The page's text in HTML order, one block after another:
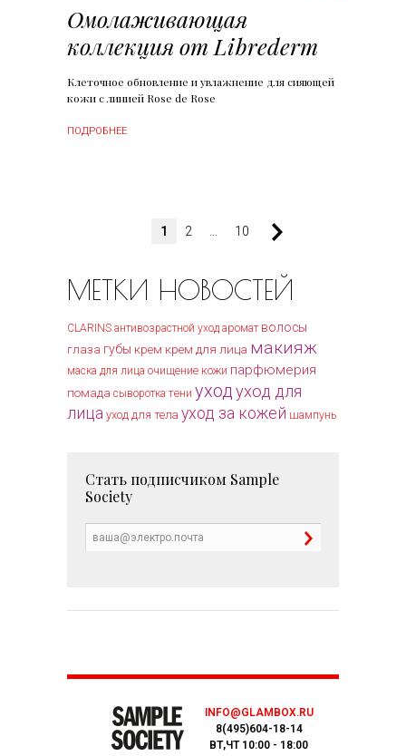
Омолаживающая
коллекция от Librederm
Клеточное обновление и увлажнение для сияющей
кожи с линией Rose de Rose
ПОДРОБНЕЕ
1 2 10
МЕТКИ НОВОСТЕЙ
CLARINS антивозрастной уход аромат волосы
глаза губы крем крем для лица макияж
маска для лица очищение кожи парфюмерия
помада сыворотка тени уходуход для
лица уход для тела уход за кожей шампунь
Стать подписчиком Sample
Society
INFO@GLAMBOX.RU
8(495)604-18-14
ВТ,ЧТ 10:00 - 18:00